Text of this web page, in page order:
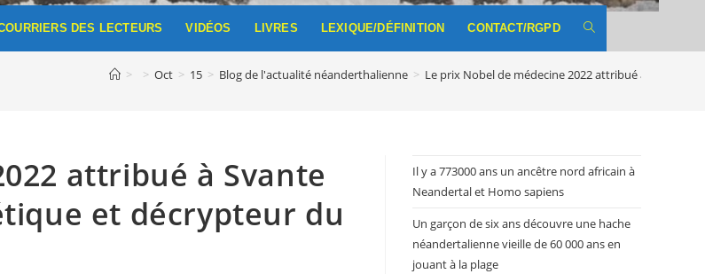
DES LECTEURS VIDÉOS LIVRES LEXIQUE/DÉFINITION CONTACT/RGPD TOGGLE
WEBSITE
> > Oct > 15 > Blog de l'actualité néanderthalienne > Le prix Nobel de médecine 2022 attribué à Svante
attribué à Svante
et décrypteur du
Il y a 773000 ans un ancêtre nord africain à
Neandertal et Homo sapiens
Un garçon de six ans découvre une hache
néandertalienne vieille de 60 000 ans en
jouant à la plage